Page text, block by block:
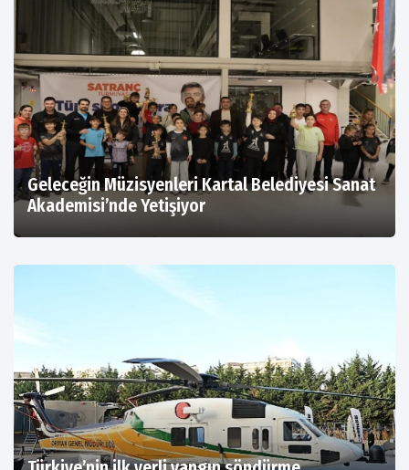
Geleceğin Müzisyenleri Kartal Belediyesi Sanat
Akademisi’nde Yetişiyor